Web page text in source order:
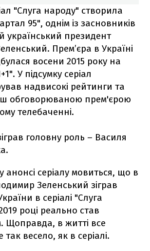
"Слуга народу" створила
95", однім із засновників
український президент
Прем’єра в Україні
восени 2015 року на
У підсумку серіал
надвисокі рейтинги та
обговорюваною прем'єрою
телебаченні.
головну роль – Василя
анонсі серіалу мовиться, що в
Зеленський зіграв
в серіалі "Слуга
році реально став
Щоправда, в житті все
весело, як в серіалі.